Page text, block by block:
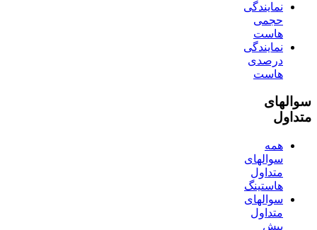
نمایندگی
حجمی
هاست
نمایندگی
درصدی
هاست
سوالهای
متداول
همه
سوالهای
متداول
هاستینگ
سوالهای
متداول
پیش